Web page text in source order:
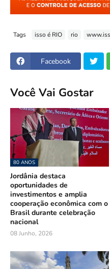
Tags isso é RIO rio
Facebook
Você Vai Gostar
80 ANOS
Jordânia destaca
oportunidades de
investimentos e amplia
cooperação econômica com o
Brasil durante celebração
nacional
08 Junho, 2026